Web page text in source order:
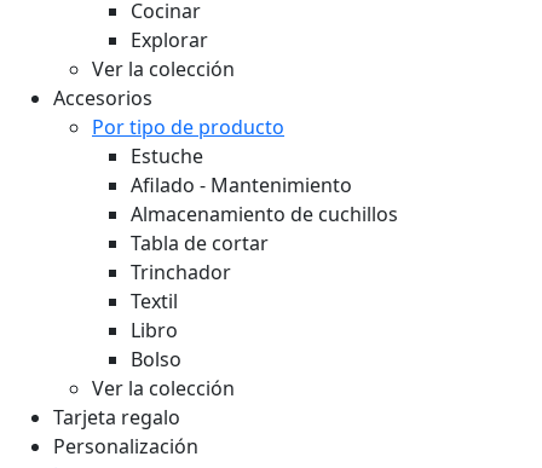
Cocinar
Explorar
Ver la colección
Accesorios
Por tipo de producto
Estuche
Afilado - Mantenimiento
Almacenamiento de cuchillos
Tabla de cortar
Trinchador
Textil
Libro
Bolso
Ver la colección
Tarjeta regalo
Personalización